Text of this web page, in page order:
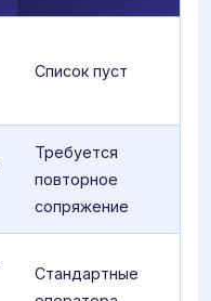
Список пуст
Требуется
повторное
сопряжение
Стандартные